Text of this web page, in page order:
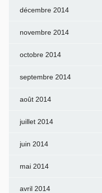
décembre 2014
novembre 2014
octobre 2014
septembre 2014
août 2014
juillet 2014
juin 2014
mai 2014
avril 2014